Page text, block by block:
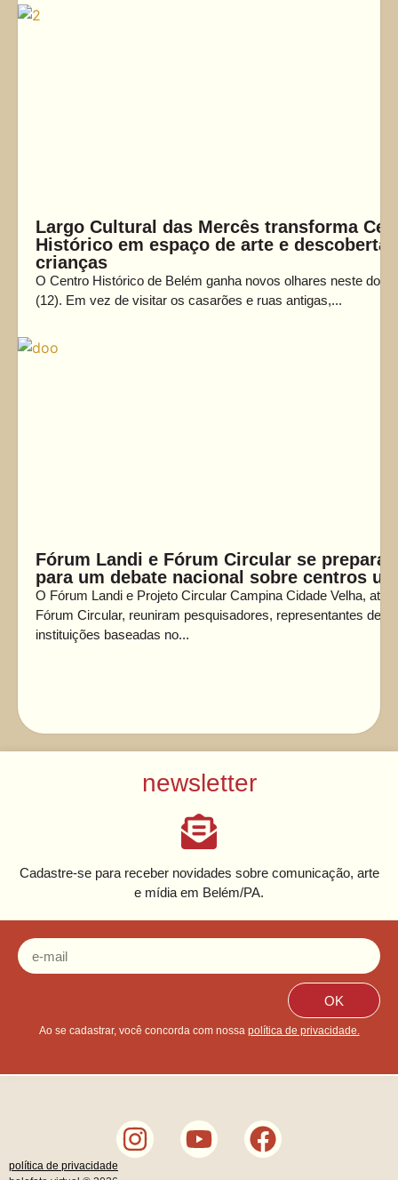
Largo Cultural das Mercês transforma
Histórico em espaço de arte e descoberta
crianças
O Centro Histórico de Belém ganha novos olhares neste
(12). Em vez de visitar os casarões e ruas antigas,...
Fórum Landi e Fórum Circular se
para um debate nacional sobre centros
O Fórum Landi e Projeto Circular Campina Cidade Velha,
Fórum Circular, reuniram pesquisadores, representantes de
instituições baseadas no...
newsletter
Cadastre-se para receber novidades sobre comunicação, arte
e mídia em Belém/PA.
OK
Ao se cadastrar, você concorda com nossa política de privacidade.
política de privacidade